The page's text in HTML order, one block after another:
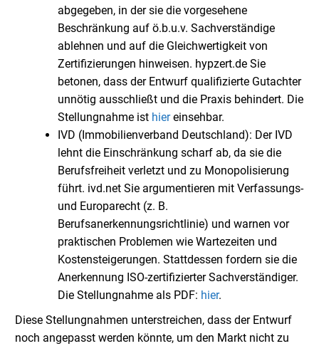
abgegeben, in der sie die vorgesehene
Beschränkung auf ö.b.u.v. Sachverständige
ablehnen und auf die Gleichwertigkeit von
Zertifizierungen hinweisen. hypzert.de Sie
betonen, dass der Entwurf qualifizierte Gutachter
unnötig ausschließt und die Praxis behindert. Die
Stellungnahme ist hiereinsehbar.
IVD (Immobilienverband Deutschland): Der IVD
lehnt die Einschränkung scharf ab, da sie die
Berufsfreiheit verletzt und zu Monopolisierung
führt. ivd.net Sie argumentieren mit Verfassungs-
und Europarecht (z. B.
Berufsanerkennungsrichtlinie) und warnen vor
praktischen Problemen wie Wartezeiten und
Kostensteigerungen. Stattdessen fordern sie die
Anerkennung ISO-zertifizierter Sachverständiger.
Die Stellungnahme als PDF: hier.
Diese Stellungnahmen unterstreichen, dass der Entwurf
noch angepasst werden könnte, um den Markt nicht zu